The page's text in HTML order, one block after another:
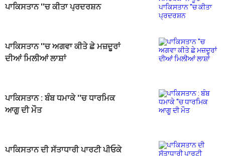
ਪਾਕਿਸਤਾਨ ''ਚ ਕੀਤਾ ਪ੍ਰਦਰਸ਼ਨ
ਪਾਕਿਸਤਾਨ ''ਚ ਅਗਵਾ ਕੀਤੇ ਛੇ ਮਜ਼ਦੂਰਾਂ
ਦੀਆਂ ਮਿਲੀਆਂ ਲਾਸ਼ਾਂ
ਪਾਕਿਸਤਾਨ : ਬੰਬ ਧਮਾਕੇ ''ਚ ਧਾਰਮਿਕ
ਆਗੂ ਦੀ ਮੌਤ
ਪਾਕਿਸਤਾਨ ਦੀ ਸੱਤਾਧਾਰੀ ਪਾਰਟੀ ਪੀਓਕੇ